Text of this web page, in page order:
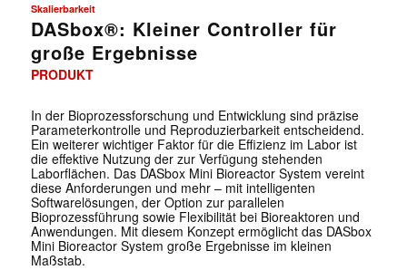
Skalierbarkeit
DASbox®: Kleiner Controller für
große Ergebnisse
PRODUKT
In der Bioprozessforschung und Entwicklung sind präzise
Parameterkontrolle und Reproduzierbarkeit entscheidend.
Ein weiterer wichtiger Faktor für die Effizienz im Labor ist
die effektive Nutzung der zur Verfügung stehenden
Laborflächen. Das DASbox Mini Bioreactor System vereint
diese Anforderungen und mehr – mit intelligenten
Softwarelösungen, der Option zur parallelen
Bioprozessführung sowie Flexibilität bei Bioreaktoren und
Anwendungen. Mit diesem Konzept ermöglicht das DASbox
Mini Bioreactor System große Ergebnisse im kleinen
Maßstab.